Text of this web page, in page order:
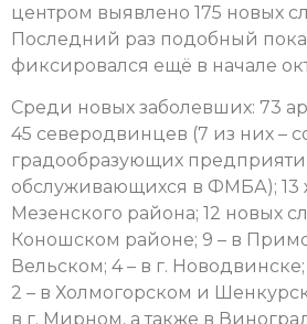
центром выявлено 175 новых
Последний раз подобный
фиксировался ещё в начале
Среди новых заболевших: 73
45 северодвинцев (7 из них –
градообразующих
обслуживающихся в ФМБА); 13
Мезенского района; 12 новых
Коношском районе; 9 – в
Вельском; 4 – в г. Новодвинске;
2 – в Холмогорском и
в г. Мирном, а также в